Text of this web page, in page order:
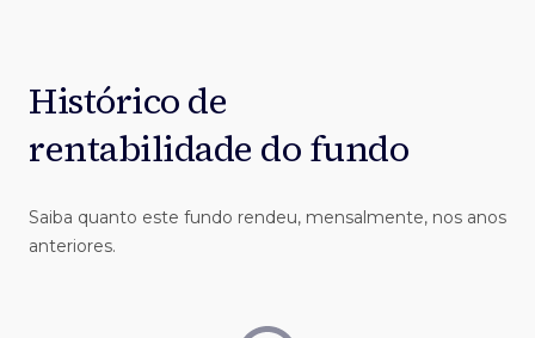
Histórico de
rentabilidade do fundo
Saiba quanto este fundo rendeu, mensalmente, nos anos
anteriores.